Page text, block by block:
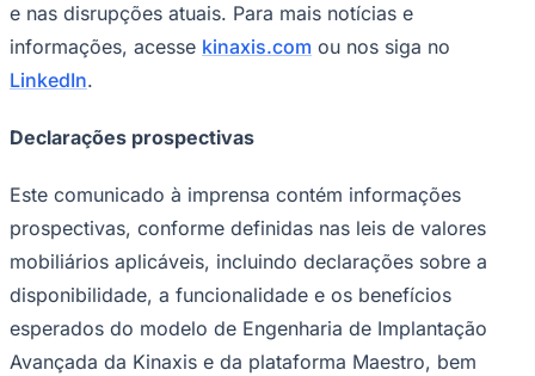
Flamengo
e nas disrupções atuais. Para mais notícias e
informações, acesse kinaxis.com ou nos siga no
LinkedIn.
Declarações prospectivas
Este comunicado à imprensa contém informações
prospectivas, conforme definidas nas leis de valores
mobiliários aplicáveis, incluindo declarações sobre a
disponibilidade, a funcionalidade e os benefícios
esperados do modelo de Engenharia de Implantação
Avançada da Kinaxis e da plataforma Maestro, bem